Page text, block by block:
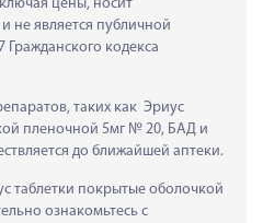
цены, носит
не является публичной
Гражданского кодекса
таких как  Эриус
пленочной 5мг № 20, БАД и
до ближайшей аптеки.
таблетки покрытые оболочкой
ознакомьтесь с